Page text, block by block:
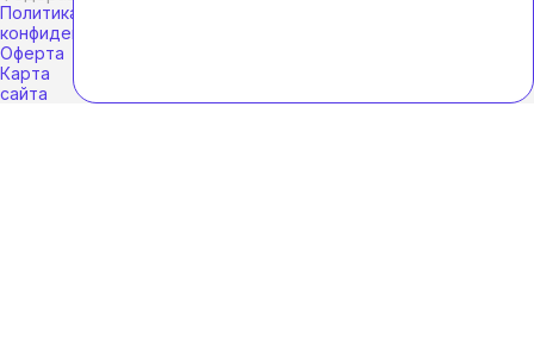
Политика
конфиденциальности
Оферта
Карта
сайта